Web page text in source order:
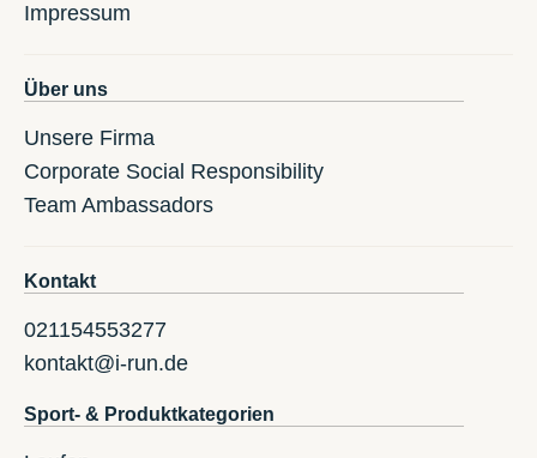
Impressum
Über uns
Unsere Firma
Corporate Social Responsibility
Team Ambassadors
Kontakt
021154553277
kontakt@i-run.de
Sport- & Produktkategorien